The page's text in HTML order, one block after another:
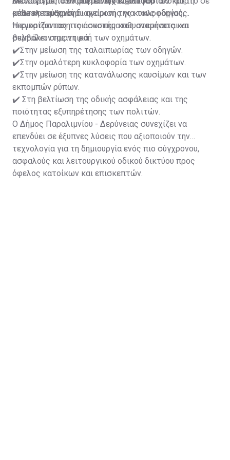
μείωση του χρόνου αναμονής για τους οδηγούς.
κάθε κατεύθυνση.
αποτελεσματική διαχείριση της κυκλοφορίας,
περιορίζοντας τις άσκοπες καθυστερήσεις και
βελτιώνοντας τη ροή των οχημάτων.
Η εγκατάσταση του συστήματος αναμένεται να
συμβάλει σημαντικά:
✔️Στην μείωση της ταλαιπωρίας των οδηγών.
✔️Στην ομαλότερη κυκλοφορία των οχημάτων.
✔️Στην μείωση της κατανάλωσης καυσίμων και των
εκπομπών ρύπων.
✔️ Στη βελτίωση της οδικής ασφάλειας και της
ποιότητας εξυπηρέτησης των πολιτών.
Ο Δήμος Παραλιμνίου - Δερύνειας συνεχίζει να
επενδύει σε έξυπνες λύσεις που αξιοποιούν την
τεχνολογία για τη δημιουργία ενός πιο σύγχρονου,
ασφαλούς και λειτουργικού οδικού δικτύου προς
όφελος κατοίκων και επισκεπτών.